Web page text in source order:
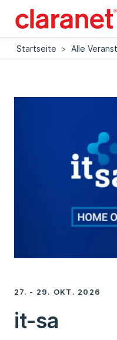
Startseite > Alle
27. - 29. OKT. 2026
it-sa